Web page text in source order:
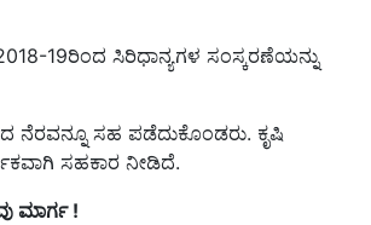
19ರಿಂದ ಸಿರಿಧಾನ್ಯಗಳ ಸಂಸ್ಕರಣೆಯನ್ನು
ನೆರವನ್ನೂ ಸಹ ಪಡೆದುಕೊಂಡರು. ಕೃಷಿ
ಸಹಕಾರ ನೀಡಿದೆ.
ಮಾರ್ಗ !